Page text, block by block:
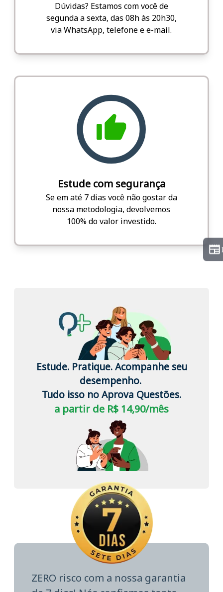
Dúvidas? Estamos com você de
segunda a sexta, das 08h às 20h30,
via WhatsApp, telefone e e-mail.
Estude com segurança
Se em até 7 dias você não gostar da
nossa metodologia, devolvemos
100% do valor investido.
Estude. Pratique. Acompanhe seu
desempenho.
Tudo isso no Aprova Questões.
a partir de R$ 14,90/mês
ZERO risco com a nossa garantia